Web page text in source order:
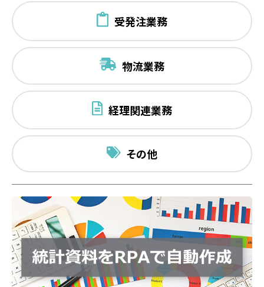
受発注業務
物流業務
経理関連業務
その他